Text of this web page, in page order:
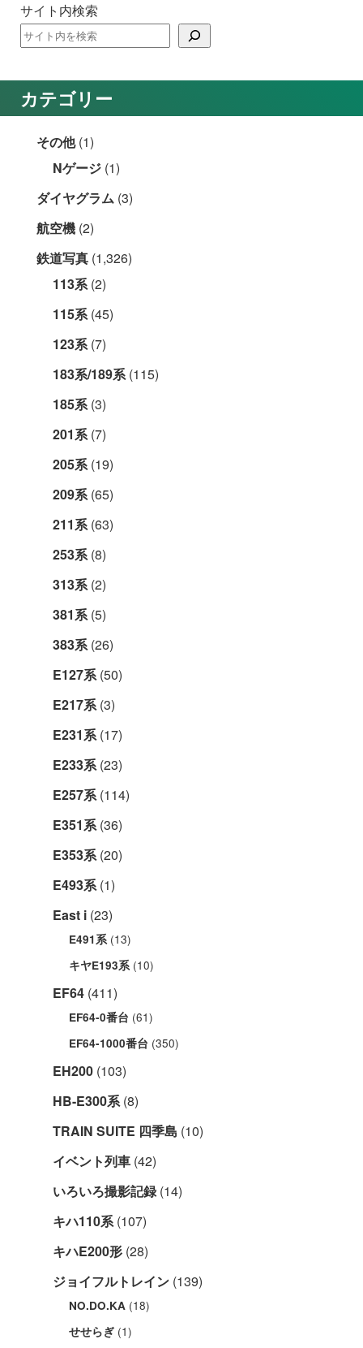
サイト内検索
カテゴリー
その他(1)
Nゲージ (1)
ダイヤグラム (3)
航空機 (2)
鉄道写真 (1,326)
113系(2)
115系(45)
123系(7)
183系/189系(115)
185系(3)
201系(7)
205系(19)
209系(65)
211系(63)
253系(8)
313系(2)
381系(5)
383系(26)
E127系(50)
E217系(3)
E231系(17)
E233系(23)
E257系(114)
E351系(36)
E353系(20)
E493系(1)
East i (23)
E491系(13)
キヤE193系(10)
EF64 (411)
EF64-0番台 (61)
EF64-1000番台 (350)
EH200 (103)
HB-E300系(8)
TRAIN SUITE 四季島 (10)
イベント列車 (42)
いろいろ撮影記録(14)
キハ110系(107)
キハE200形 (28)
ジョイフルトレイン (139)
NO.DO.KA (18)
せせらぎ (1)